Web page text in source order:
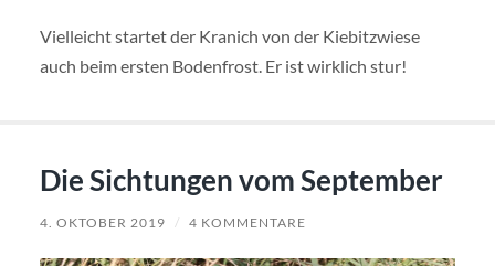
Vielleicht startet der Kranich von der Kiebitzwiese
auch beim ersten Bodenfrost. Er ist wirklich stur!
Die Sichtungen vom September
4. OKTOBER 2019 / 4 KOMMENTARE